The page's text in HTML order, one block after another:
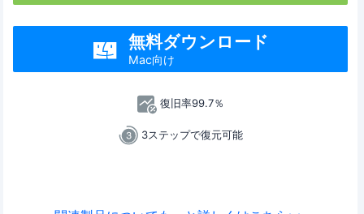
 無料ダウンロード
Mac向け
復旧率99.7％
3ステップで復元可能